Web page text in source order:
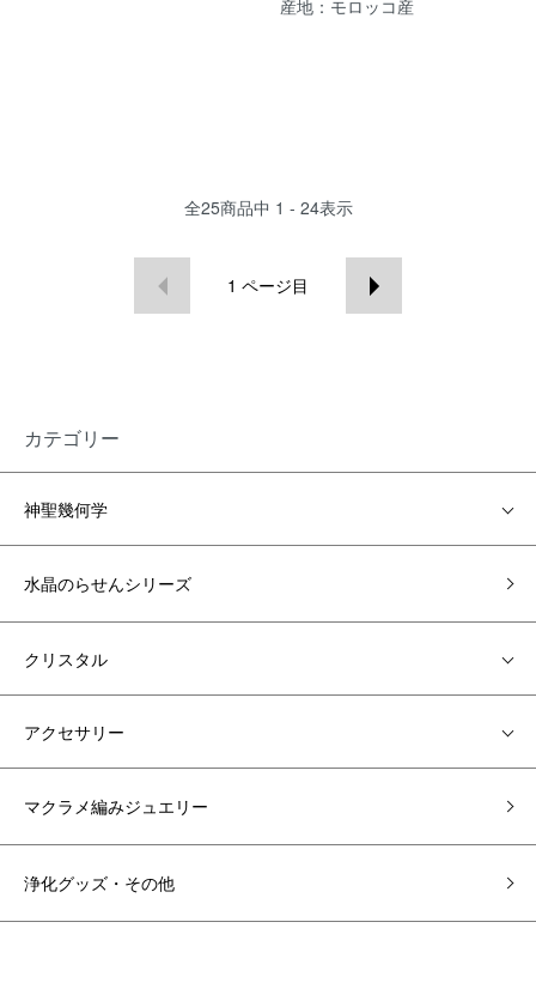
産地：モロッコ産
全25商品中 1 - 24表示
1 ページ目
カテゴリー
神聖幾何学
水晶のらせんシリーズ
クリスタル
アクセサリー
マクラメ編みジュエリー
浄化グッズ・その他